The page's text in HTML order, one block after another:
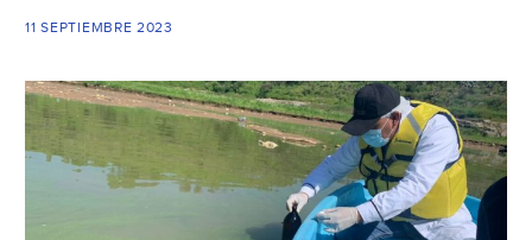
de
residentes
Universal)
11 SEPTIEMBRE 2023